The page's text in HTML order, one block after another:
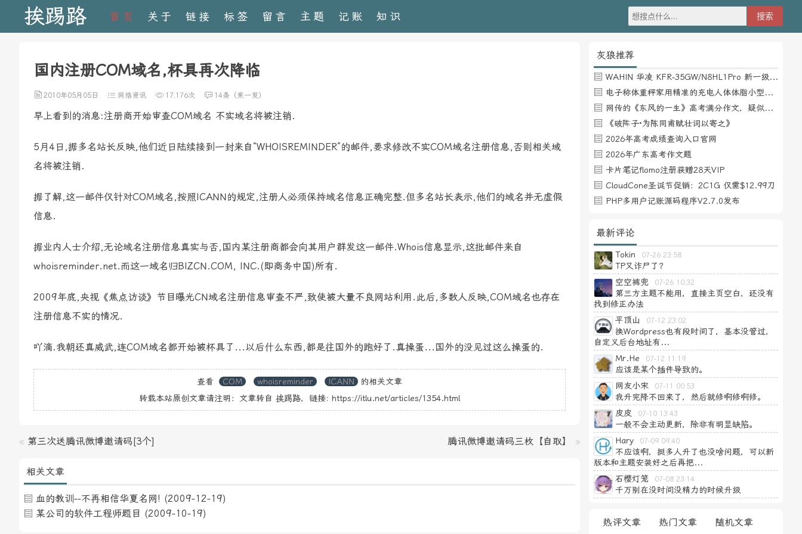
挨踢路 首页 关于 链接 标签 留言 主题 记账 知识
国内注册COM域名,杯具再次降临
2010年05月05日 网络资讯 17,176次 14条（来一发）
早上看到的消息:注册商开始审查COM域名 不实域名将被注销.
5月4日,据多名站长反映,他们近日陆续接到一封来自“WHOISREMINDER”的邮件,要求修改不实COM域名注册信息,否则相关域
名将被注销.
据了解,这一邮件仅针对COM域名,按照ICANN的规定,注册人必须保持域名信息正确完整.但多名站长表示,他们的域名并无虚假
信息.
据业内人士介绍,无论域名注册信息真实与否,国内某注册商都会向其用户群发这一邮件.Whois信息显示,这批邮件来自
whoisreminder.net.而这一域名归BIZCN.COM, INC.(即商务中国)所有.
2009年底,央视《焦点访谈》节目曝光CN域名注册信息审查不严,致使被大量不良网站利用.此后,多数人反映,COM域名也存在
注册信息不实的情况.
吖滴.我朝还真威武,连COM域名都开始被杯具了...以后什么东西,都是往国外的跑好了.真操蛋...国外的没见过这么操蛋的.
查看 COM whoisreminder ICANN
的相关文章
转载本站原创文章请注明：文章转自 挨踢路，链接: https://itlu.net/articles/1354.html
« 第三次送腾讯微博邀请码[3个] 腾讯微博邀请码三枚【自取】 »
相关文章
血的教训--不再相信华夏名网! (2009-12-19)
某公司的软件工程师题目 (2009-10-19)
灰狼推荐
WAHIN 华凌 KFR-35GW/N8HL1Pro 新一级能效 壁挂式空调 1.5匹
电子称体重秤家用精准的充电人体体脂小型称重支持HUAWEI HiLink
网传的《东风的一生》高考满分作文，疑似自媒体或其他渠道炒作
《破阵子·为陈同甫赋壮词以寄之》
2026年高考成绩查询入口官网
2026年广东高考作文题
卡片笔记flomo注册获赠28天VIP
CloudCone圣诞节促销：2C1G 仅需$12.99刀
PHP多用户记账源码程序V2.7.0发布
最新评论
Tokin 07-26 23:58
TP又诈尸了？
空空裤兜
07-26 10:32
第三方主题不能用，直接主页空白，还没有
找到修正办法
平顶山
07-12 23:02
换Wordpress也有段时间了，基本没管过，
自定义后台地址有...
Mr.He
07-12 11:19
应该是某个插件导致的。
网友小宋
07-11 00:53
我升完降不回来了，然后就修啊修啊修。
皮皮
07-10 13:43
一般不会主动更新，除非有明显缺陷。
Hary
07-09 09:40
不应该啊，挺多人升了也没啥问题，可以新
版本和主题安装好之后再把...
石樱灯笼
07-08 23:14
千万别在没时间没精力的时候升级
热评文章 热门文章 随机文章